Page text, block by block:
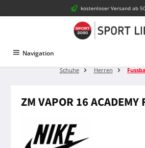
Zum Hauptinhalt springenkostenloser Versand ab
Navigation
Schuhe Herren
ZM VAPOR 16 ACADEMY